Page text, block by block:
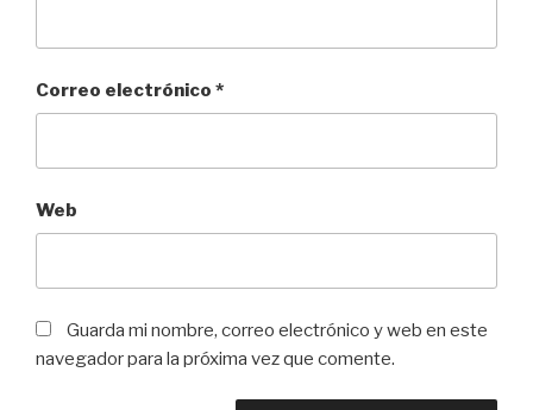
Correo electrónico *
Web
Guarda mi nombre, correo electrónico y web en este
navegador para la próxima vez que comente.